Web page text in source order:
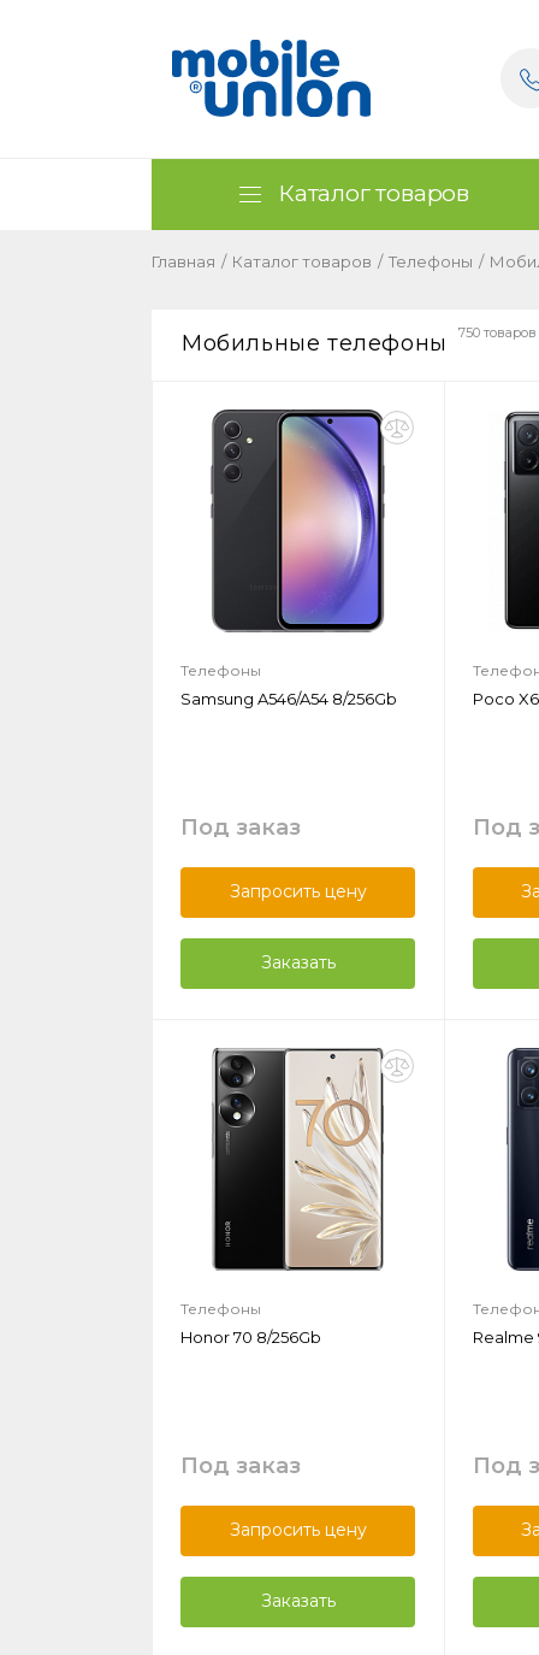
Каталог товаров
Главная / Каталог товаров / Телефоны /
Мобильные телефоны 750 товаров
Телефоны
Samsung A546/A54 8/256Gb
Под заказ
Запросить цену
Заказать
Poco X6
Под
Телефоны
Honor 70 8/256Gb
Под заказ
Запросить цену
Заказать
Realme
Под